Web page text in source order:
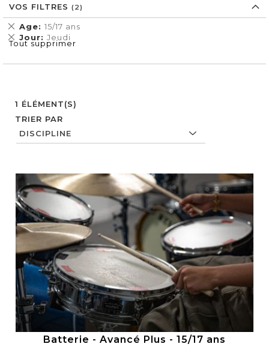
1 ÉLÉMENT(S)
TRIER PAR
Batterie - Avancé Plus - 15/17 ans
VOS FILTRES
Age 15/17 ans
Supprimer
cet
Élément
Jour Jeudi
Supprimer
cet
Tout supprimer